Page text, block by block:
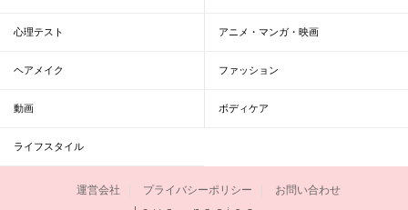
心理テスト アニメ・マンガ・映画
ヘアメイク ファッション
動画 ボディケア
ライフスタイル
運営会社 プライバシーポリシー お問い合わせ